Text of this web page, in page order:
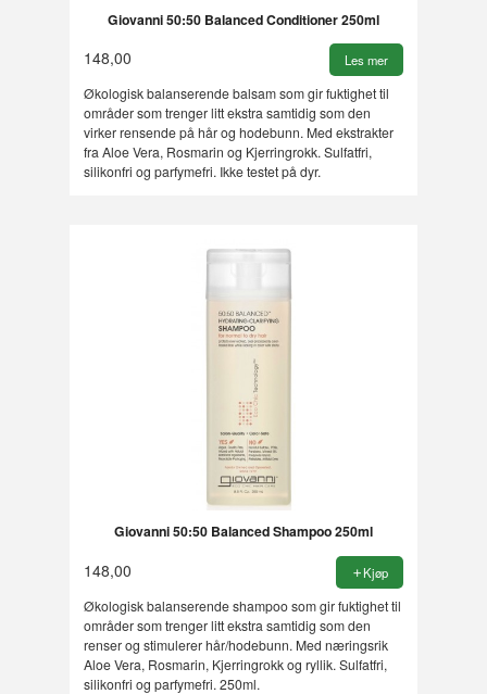
Giovanni 50:50 Balanced Conditioner 250ml
148,00 Les mer
Økologisk balanserende balsam som gir fuktighet til
områder som trenger litt ekstra samtidig som den
virker rensende på hår og hodebunn. Med ekstrakter
fra Aloe Vera, Rosmarin og Kjerringrokk. Sulfatfri,
silikonfri og parfymefri. Ikke testet på dyr.
Giovanni 50:50 Balanced Shampoo 250ml
148,00 Kjøp
Økologisk balanserende shampoo som gir fuktighet til
områder som trenger litt ekstra samtidig som den
renser og stimulerer hår/hodebunn. Med næringsrik
Aloe Vera, Rosmarin, Kjerringrokk og ryllik. Sulfatfri,
silikonfri og parfymefri. 250ml.